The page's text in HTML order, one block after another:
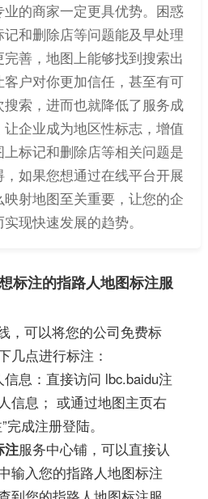
的商家一定更具优势。困惑
和删除店等问题能及早处理
善，地图上能够找到搜索出
户对你更加信任，甚至有可
索，进而也就降低了服务成
企业成为地区性标志，增值
标记和删除店等相关问题是
如果您想通过在线平台开展
射地图至关重要，让您的企
现快速发展的趋势。
标注的指路人地图标注服
，可以将您的公司免费标
几点进行标注：
息：直接访问 lbc.baidu注
信息； 或通过地图主页右
成注册登陆。
注服务中心铺，可以直接认
输入您的指路人地图标注